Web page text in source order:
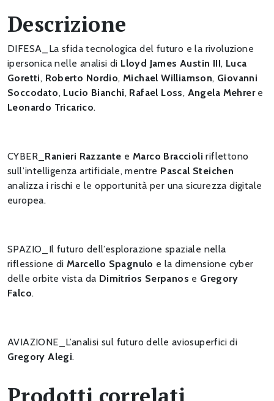
quantità
Descrizione
DIFESA_La sfida tecnologica del futuro e la rivoluzione
ipersonica nelle analisi di Lloyd James Austin III, Luca
Goretti, Roberto Nordio,Michael Williamson, Giovanni
Soccodato, Lucio Bianchi, Rafael Loss, Angela Mehrere
Leonardo Tricarico.
CYBER_ Ranieri Razzante eMarco Braccioli riflettono
sull’intelligenza artificiale, mentre Pascal Steichen
analizza i rischi e le opportunità per una sicurezza digitale
europea.
SPAZIO_Il futuro dell’esplorazione spaziale nella
riflessione diMarcello Spagnulo e la dimensione cyber
delle orbite vista da Dimitrios Serpanos e Gregory
Falco.
AVIAZIONE_L’analisi sul futuro delle aviosuperfici di
Gregory Alegi.